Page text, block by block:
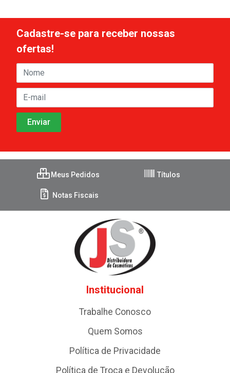
Cadastre-se para receber nossas
ofertas!
Meus Pedidos Títulos
Notas Fiscais
Institucional
Trabalhe Conosco
Quem Somos
Política de Privacidade
Política de Troca e Devolução